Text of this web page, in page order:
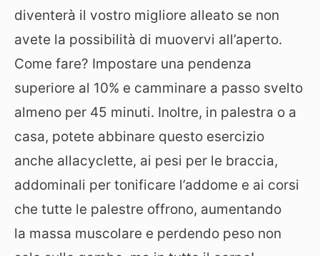
diventerà il vostro migliore alleato se non
avete la possibilità di muovervi all’aperto.
Come fare? Impostare una pendenza
superiore al 10% e camminare a passo svelto
almeno per 45 minuti. Inoltre, in palestra o a
casa, potete abbinare questo esercizio
anche allacyclette, ai pesi per le braccia,
addominali per tonificare l’addome e ai corsi
che tutte le palestre offrono, aumentando
la massa muscolare e perdendo peso non